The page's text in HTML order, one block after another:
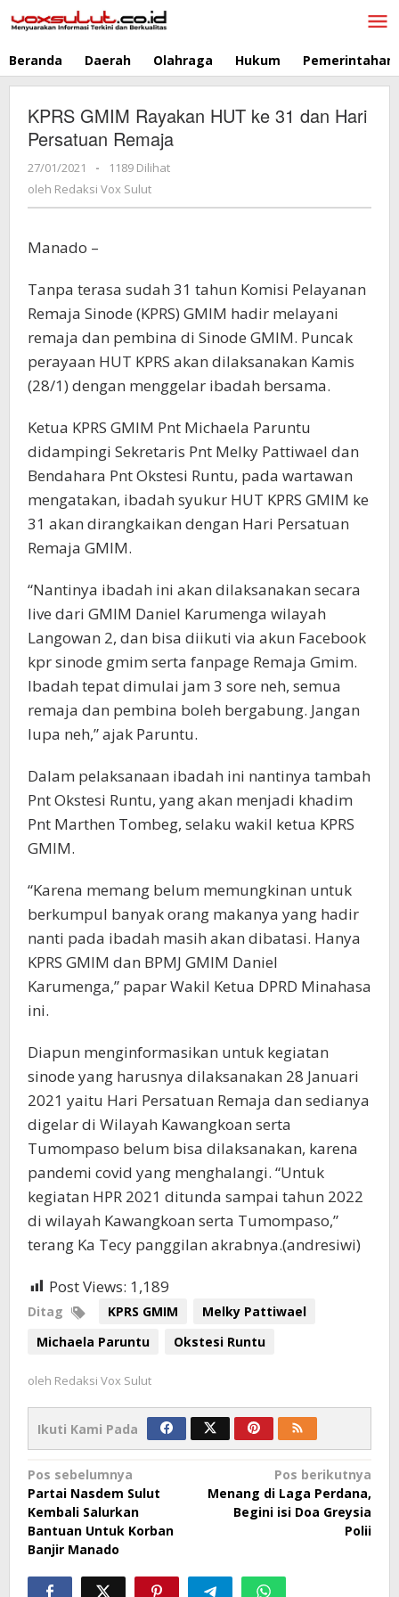
ke
Beranda Daerah Olahraga Hukum Pemerintahan
KPRS GMIM Rayakan HUT ke 31 dan Hari
Persatuan Remaja
27/01/2021
oleh
Redaksi
-
1189 Dilihat
oleh Redaksi Vox Sulut
Manado –
Tanpa terasa sudah 31 tahun Komisi Pelayanan
Remaja Sinode (KPRS) GMIM hadir melayani
remaja dan pembina di Sinode GMIM. Puncak
perayaan HUT KPRS akan dilaksanakan Kamis
(28/1) dengan menggelar ibadah bersama.
Ketua KPRS GMIM Pnt Michaela Paruntu
didampingi Sekretaris Pnt Melky Pattiwael dan
Bendahara Pnt Okstesi Runtu, pada wartawan
mengatakan, ibadah syukur HUT KPRS GMIM ke
31 akan dirangkaikan dengan Hari Persatuan
Remaja GMIM.
“Nantinya ibadah ini akan dilaksanakan secara
live dari GMIM Daniel Karumenga wilayah
Langowan 2, dan bisa diikuti via akun Facebook
kpr sinode gmim serta fanpage Remaja Gmim.
Ibadah tepat dimulai jam 3 sore neh, semua
remaja dan pembina boleh bergabung. Jangan
lupa neh,” ajak Paruntu.
Dalam pelaksanaan ibadah ini nantinya tambah
Pnt Okstesi Runtu, yang akan menjadi khadim
Pnt Marthen Tombeg, selaku wakil ketua KPRS
GMIM.
“Karena memang belum memungkinan untuk
berkumpul banyak orang makanya yang hadir
nanti pada ibadah masih akan dibatasi. Hanya
KPRS GMIM dan BPMJ GMIM Daniel
Karumenga,” papar Wakil Ketua DPRD Minahasa
ini.
Diapun menginformasikan untuk kegiatan
sinode yang harusnya dilaksanakan 28 Januari
2021 yaitu Hari Persatuan Remaja dan sedianya
digelar di Wilayah Kawangkoan serta
Tumompaso belum bisa dilaksanakan, karena
pandemi covid yang menghalangi. “Untuk
kegiatan HPR 2021 ditunda sampai tahun 2022
di wilayah Kawangkoan serta Tumompaso,”
terang Ka Tecy panggilan akrabnya.(andresiwi)
Post Views: 1,189
Ditag KPRS GMIM
Melky Pattiwael
Michaela Paruntu
Okstesi Runtu
oleh Redaksi Vox Sulut
Ikuti Kami Pada
Navigasi
pos
Pos sebelumnya
Partai Nasdem Sulut
Kembali Salurkan
Bantuan Untuk Korban
Banjir Manado
Pos berikutnya
Menang di Laga Perdana,
Begini isi Doa Greysia
Polii